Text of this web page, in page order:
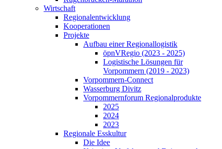
Wirtschaft
Regionalentwicklung
Kooperationen
Projekte
Aufbau einer Regionallogistik
öpnVRegio (2023 - 2025)
Logistische Lösungen­ für
Vorpommern (2019 - 2023)
Vorpommern-Connect
Wasserburg Divitz
Vorpommernforum Regionalprodukte
2025
2024
2023
Regionale Esskultur
Die Idee